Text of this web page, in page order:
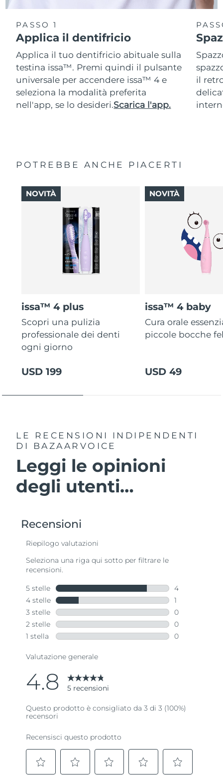
PASSO 1
Applica il dentifricio
Applica il tuo dentifricio abituale sulla
testina issa™. Premi quindi il pulsante
universale per accendere issa™ 4 e
seleziona la modalità preferita
nell'app, se lo desideri.Scarica l'app.
il
POTREBBE ANCHE PIACERTI
issa™ 4 plus
Scopri una pulizia
professionale dei denti
ogni giorno
USD 199
NOVITÀ
issa™ 4 baby
Cura orale
piccole bocche
USD 49
NOVITÀ
LE RECENSIONI INDIPENDENTI
DI BAZAARVOICE
Leggi le opinioni
degli utenti…